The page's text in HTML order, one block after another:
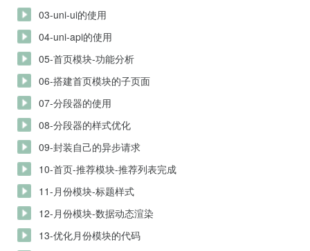
03-uni-ui的使用
04-uni-api的使用
05-首页模块-功能分析
06-搭建首页模块的子页面
07-分段器的使用
08-分段器的样式优化
09-封装自己的异步请求
10-首页-推荐模块-推荐列表完成
11-月份模块-标题样式
12-月份模块-数据动态渲染
13-优化月份模块的代码